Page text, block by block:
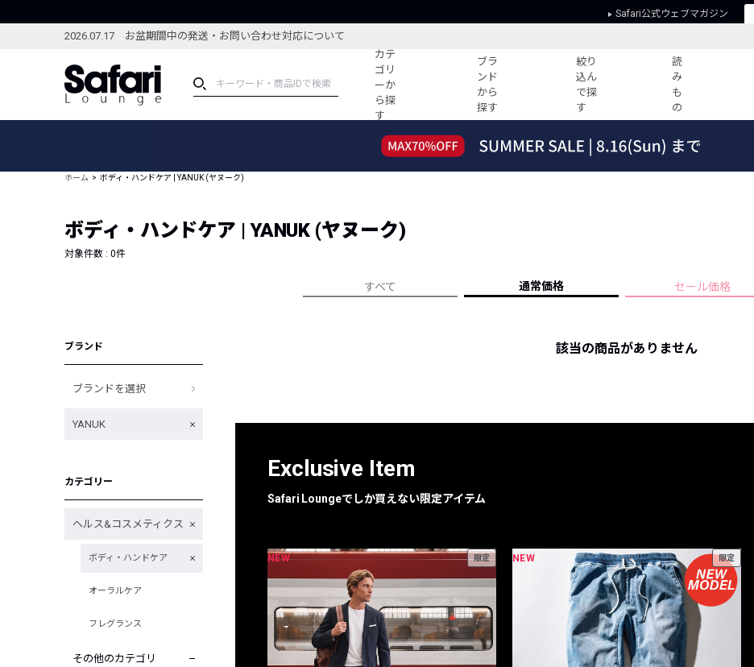
Safari公式ウェブマガジン
2026.07.17 お盆期間中の発送・お問い合わせ対応について
カテ
ゴリ
ーか
ら探
す
ブラ
ンド
から
探す
絞り
込ん
で探
す
読
み
も
の
ブランドから探す
新着アイテム
編集部のおすすめアイテム
コーディネート
すべての記事
人気記事ランキング
フォーカスブランド
プライバシーポリシー
ホーム ボディ・ハンドケア | YANUK (ヤヌーク)
ボディ・ハンドケア | YANUK (ヤヌーク)
対象件数 : 0件
すべて 通常価格 セール価格
ブランド
ブランドを選択
YANUK
カテゴリー
ヘルス&コスメティクス
ボディ・ハンドケア
オーラルケア
フレグランス
その他のカテゴリ
該当の商品がありません
Exclusive Item
Safari Loungeでしか買えない限定アイテム
NEW 限定 NEW 限定